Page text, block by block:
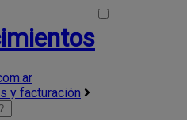
y facturación